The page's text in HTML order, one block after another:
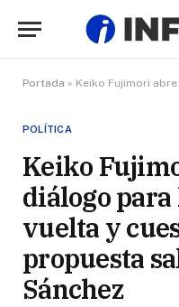
Portada » Keiko Fujimori abre el diálogo
POLÍTICA
Keiko
diálogo para
vuelta y
propuesta
Sánchez